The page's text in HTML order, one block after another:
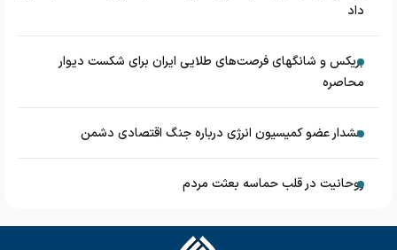
داد
بریکس و شانگهای فرصت‌های طلایی ایران برای شکست دیوار
محاصره
هشدار عضو کمیسیون انرژی درباره جنگ اقتصادی دشمن
روحانیت در قلب حماسه بعثت مردم